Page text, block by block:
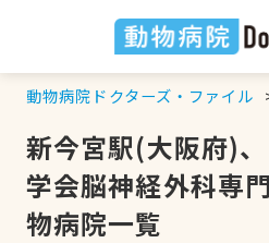
動物病院ドクターズ・ファイル
新今宮駅(大阪府)
学会脳神経外科専
物病院一覧